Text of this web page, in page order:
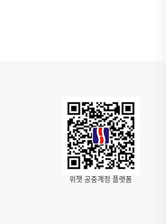
위챗 공중계정 플랫폼